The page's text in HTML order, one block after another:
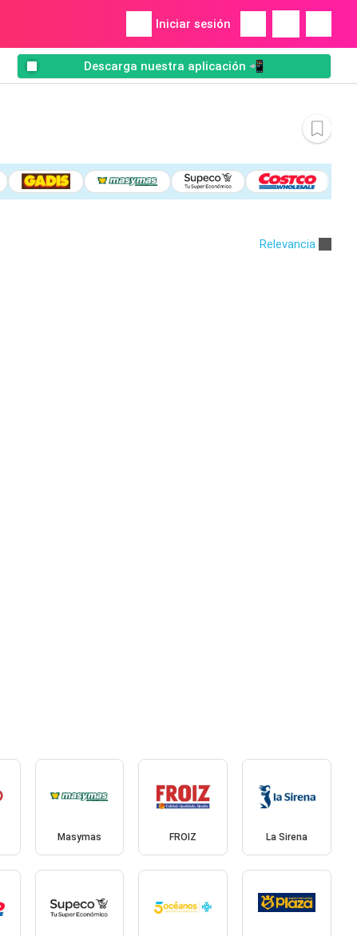
Iniciar sesión
Descarga nuestra aplicación 📲
Relevancia
Masymas FROIZ La Sirena